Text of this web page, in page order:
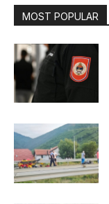
MOST POPULAR